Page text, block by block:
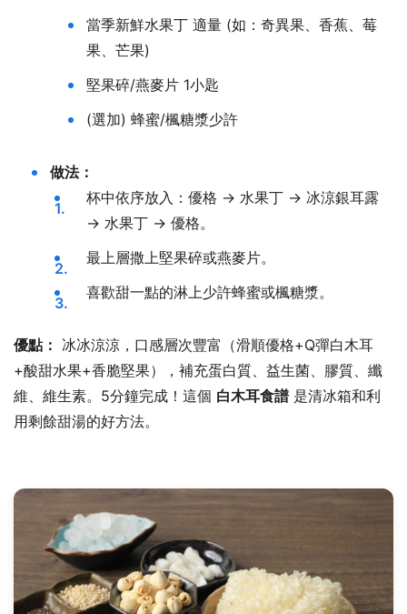
當季新鮮水果丁 適量 (如：奇異果、香蕉、莓
果、芒果)
堅果碎/燕麥片 1小匙
(選加) 蜂蜜/楓糖漿少許
做法：
杯中依序放入：優格 → 水果丁 → 冰涼銀耳露
→ 水果丁 → 優格。
最上層撒上堅果碎或燕麥片。
喜歡甜一點的淋上少許蜂蜜或楓糖漿。
優點： 冰冰涼涼，口感層次豐富（滑順優格+Q彈白木耳
+酸甜水果+香脆堅果），補充蛋白質、益生菌、膠質、纖
維、維生素。5分鐘完成！這個 白木耳食譜是清冰箱和利
用剩餘甜湯的好方法。